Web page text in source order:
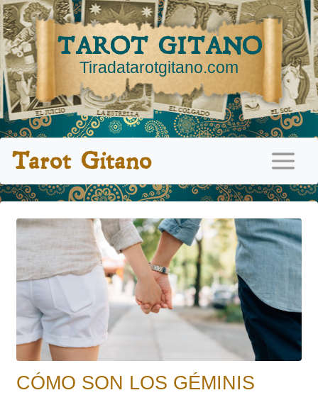
TAROT GITANO
Tiradatarotgitano.com
Tarot Gitano
CÓMO SON LOS GÉMINIS